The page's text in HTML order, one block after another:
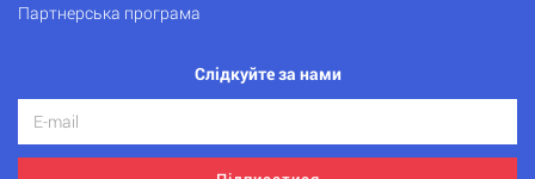
Партнерська програма
Слідкуйте за нами